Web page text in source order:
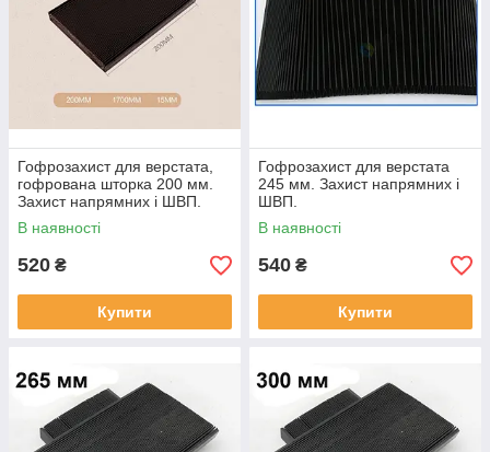
Гофрозахист для верстата,
гофрована шторка 200 мм.
Захист напрямних і ШВП.
В наявності
520 ₴
Купити
Гофрозахист для верстата
245 мм. Захист напрямних і
ШВП.
В наявності
540 ₴
Купити